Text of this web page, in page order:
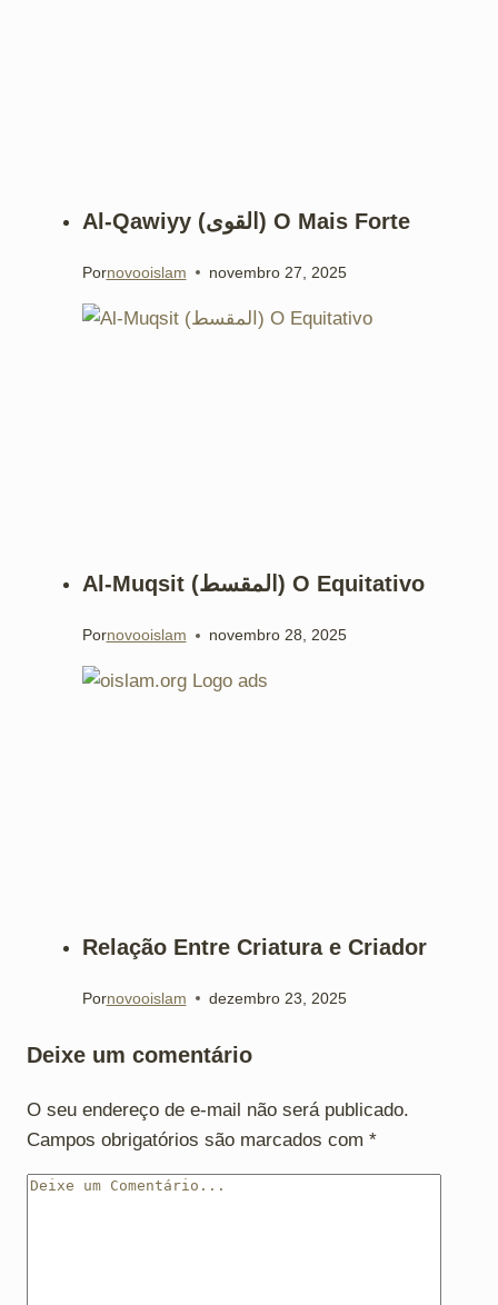
Al-Qawiyy (القوى) O Mais Forte
Pornovooislam novembro 27, 2025
Al-Muqsit (المقسط) O Equitativo
Pornovooislam novembro 28, 2025
Relação Entre Criatura e Criador
Pornovooislam dezembro 23, 2025
Deixe um comentário
O seu endereço de e-mail não será publicado.
Campos obrigatórios são marcados com *